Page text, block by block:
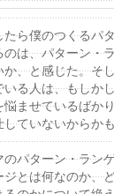
ら僕のつくるパ
は、パターン・
、と感じた。そ
る人は、もしか
ませているばか
ていないからか
パターン・ラン
とは何なのか、